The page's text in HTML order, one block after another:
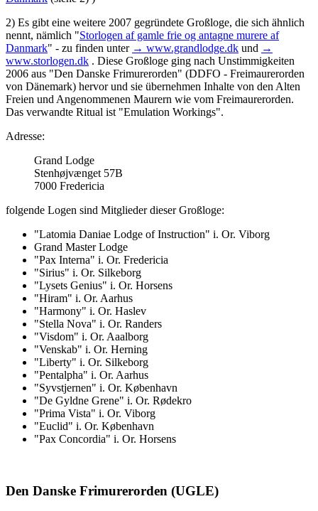
2) Es gibt eine weitere 2007 gegründete Großloge, die sich ähnlich
nennt, nämlich "Storlogen af gamle frie og antagne murere af
Danmark" - zu finden unter → www.grandlodge.dk und →
www.storlogen.dk . Diese Großloge ging nach Unstimmigkeiten
2006 aus "Den Danske Frimurerorden" (DDFO - Freimaurerorden
von Dänemark) hervor und sie übernehmen Inhalte von den Alten
Freien und Angenommenen Maurern wie vom Freimaurerorden.
Das verwandte Ritual ist "Emulation Workings".
Adresse:
Grand Lodge
Stenhøjvænget 57B
7000 Fredericia
folgende Logen sind Mitglieder dieser Großloge:
"Latomia Daniae Lodge of Instruction" i. Or. Viborg
Grand Master Lodge
"Pax Interna" i. Or. Fredericia
"Sirius" i. Or. Silkeborg
"Lysets Genius" i. Or. Horsens
"Hiram" i. Or. Aarhus
"Harmony" i. Or. Haslev
"Stella Nova" i. Or. Randers
"Visdom" i. Or. Aaalborg
"Venskab" i. Or. Herning
"Liberty" i. Or. Silkeborg
"Pentalpha" i. Or. Aarhus
"Syvstjernen" i. Or. København
"De Gyldne Grene" i. Or. Rødekro
"Prima Vista" i. Or. Viborg
"Euclid" i. Or. København
"Pax Concordia" i. Or. Horsens
Den Danske Frimurerorden (UGLE)